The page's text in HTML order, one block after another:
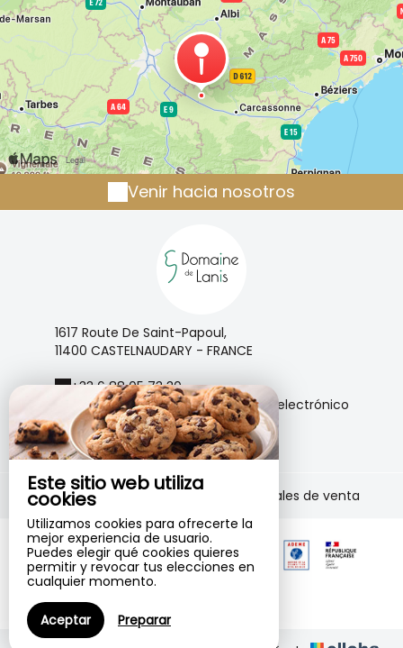
Este sitio web utiliza
cookies
Utilizamos cookies para ofrecerte la
mejor experiencia de usuario.
Puedes elegir qué cookies quieres
permitir y revocar tus elecciones en
cualquier momento.
Aceptar Preparar
Venir hacia nosotros
1617 Route De Saint-Papoul,
11400 CASTELNAUDARY - FRANCE
+33 6 88 05 73 30
Ponerse en contacto por correo electrónico
Notas legales | Condiciones generales de venta